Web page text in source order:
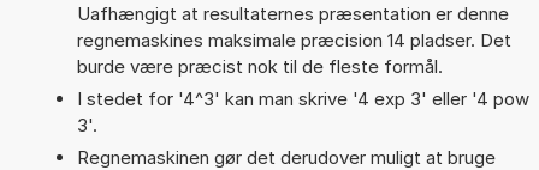
Uafhængigt at resultaternes præsentation er denne
regnemaskines maksimale præcision 14 pladser. Det
burde være præcist nok til de fleste formål.
I stedet for '4^3' kan man skrive '4 exp 3' eller '4 pow
3'.
Regnemaskinen gør det derudover muligt at bruge